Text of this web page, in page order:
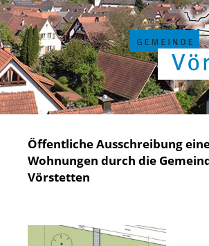
Öffentliche Ausschreibung
Wohnungen durch die
Vörstetten